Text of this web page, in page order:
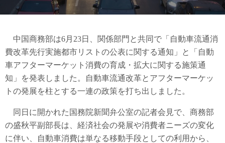
中国商務部は6月23日、関係部門と共同で「自動車流通消
費改革先行実施都市リストの公表に関する通知」と「自動
車アフターマーケット消費の育成・拡大に関する施策通
知」を発表しました。自動車流通改革とアフターマーケッ
トの発展を柱とする一連の政策を打ち出しました。
同日に開かれた国務院新聞弁公室の記者会見で、商務部
の盛秋平副部長は、経済社会の発展や消費者ニーズの変化
に伴い、自動車消費は単なる移動手段としての利用から、